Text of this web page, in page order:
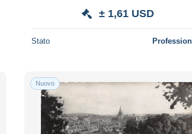
Cheval
± 1,61 USD
Stato
Nuovo